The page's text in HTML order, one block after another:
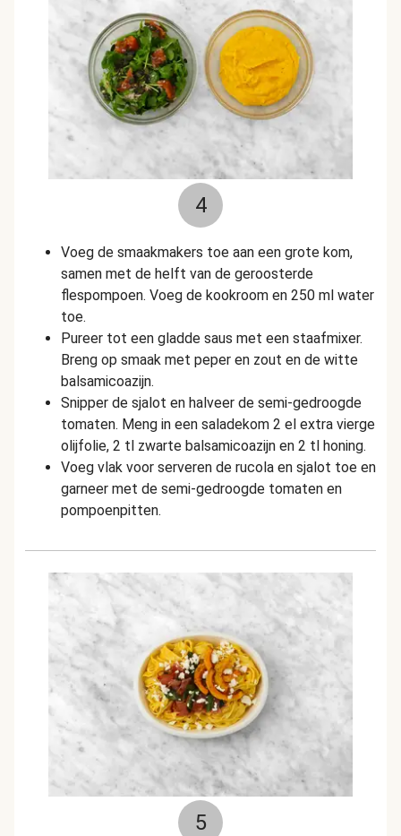
4
Voeg de smaakmakers toe aan een grote kom,
samen met de helft van de geroosterde
flespompoen. Voeg de kookroom en 250 ml water
toe.
Pureer tot een gladde saus met een staafmixer.
Breng op smaak met peper en zout en de witte
balsamicoazijn.
Snipper de sjalot en halveer de semi-gedroogde
tomaten. Meng in een saladekom 2 el extra vierge
olijfolie, 2 tl zwarte balsamicoazijn en 2 tl honing.
Voeg vlak voor serveren de rucola en sjalot toe en
garneer met de semi-gedroogde tomaten en
pompoenpitten.
5